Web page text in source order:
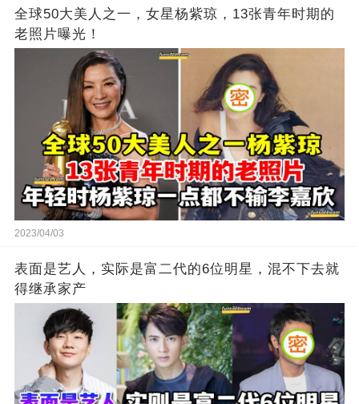
全球50大美人之一，女星杨紫琼，13张青年时期的
老照片曝光！
2023/04/03
表面是艺人，实际是富二代的6位明星，混不下去就
得继承家产